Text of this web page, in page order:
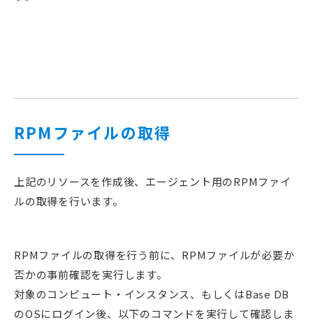
RPMファイルの取得
上記のリソースを作成後、エージェント用のRPMファイ
ルの取得を行います。
RPMファイルの取得を行う前に、RPMファイルが必要か
否かの事前確認を実行します。
対象のコンピュート・インスタンス、もしくはBase DB
のOSにログイン後、以下のコマンドを実行して確認しま